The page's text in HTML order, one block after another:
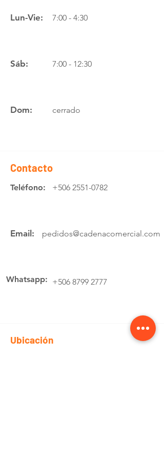
Lun-Vie: 7:00 - 4:30
Sáb: 7:00 - 12:30
Dom: cerrado
Contacto
Teléfono: +506 2551-0782
Email: pedidos@cadenacomercial.com
Whatsapp: +506 8799 2777
Ubicación